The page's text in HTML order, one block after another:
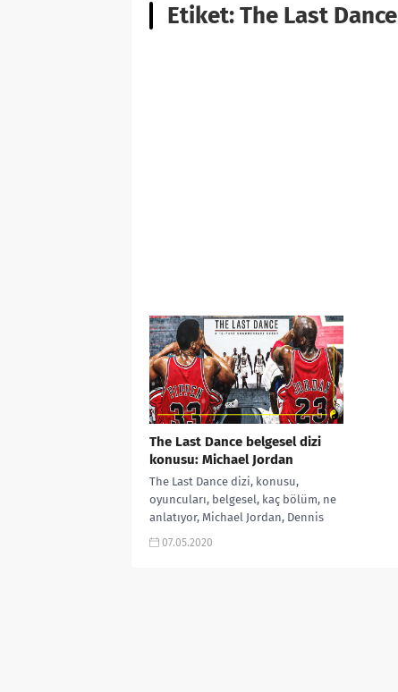
Etiket:The Last
The Last Dance belgesel dizi
konusu: Michael Jordan
The Last Dance dizi, konusu,
oyuncuları, belgesel, kaç bölüm, ne
anlatıyor, Michael Jordan, Dennis
Rodman, Scottie Pippen, Chicago
07.05.2020